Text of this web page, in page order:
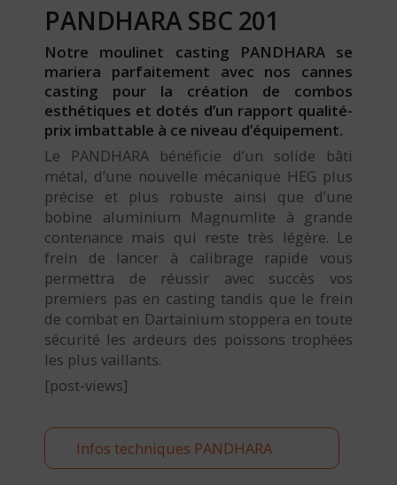
PANDHARA SBC 201
Notre moulinet casting PANDHARA se
mariera parfaitement avec nos cannes
casting pour la création de combos
esthétiques et dotés d’un rapport qualité-
prix imbattable à ce niveau d’équipement.
Le PANDHARA bénéficie d’un solide bâti
métal, d’une nouvelle mécanique HEG plus
précise et plus robuste ainsi que d’une
bobine aluminium Magnumlite à grande
contenance mais qui reste très légère. Le
frein de lancer à calibrage rapide vous
permettra de réussir avec succès vos
premiers pas en casting tandis que le frein
de combat en Dartainium stoppera en toute
sécurité les ardeurs des poissons trophées
les plus vaillants.
[post-views]
Infos techniques PANDHARA